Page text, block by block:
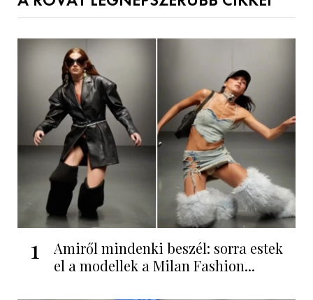
1
Amiről mindenki beszél: sorra estek
el a modellek a Milan Fashion...